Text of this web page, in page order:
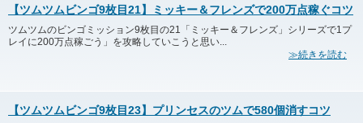
【ツムツムビンゴ9枚目21】ミッキー＆フレンズで200万点稼ぐコツ
ツムツムのビンゴミッション9枚目の21「ミッキー＆フレンズ」シリーズで1プ
レイに200万点稼ごう」を攻略していこうと思い...
≫続きを読む
【ツムツムビンゴ9枚目23】プリンセスのツムで580個消すコツ